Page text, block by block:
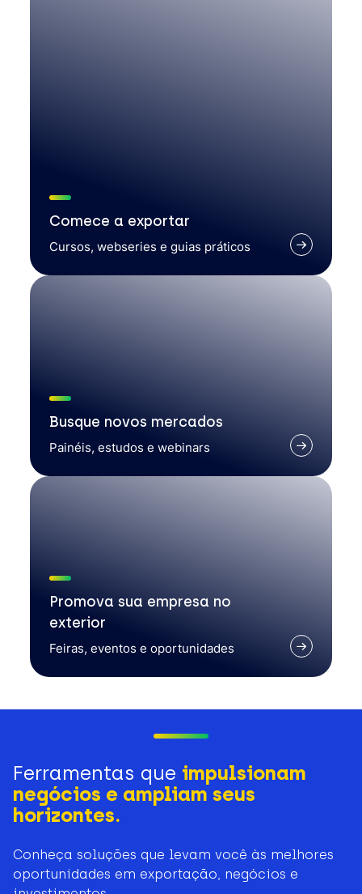
Comece a exportar
Cursos, webseries e guias práticos
Busque novos mercados
Painéis, estudos e webinars
Promova sua empresa no
exterior
Feiras, eventos e oportunidades
Ferramentas que impulsionam
negócios e ampliam seus
horizontes.
Conheça soluções que levam você às melhores
oportunidades em exportação, negócios e